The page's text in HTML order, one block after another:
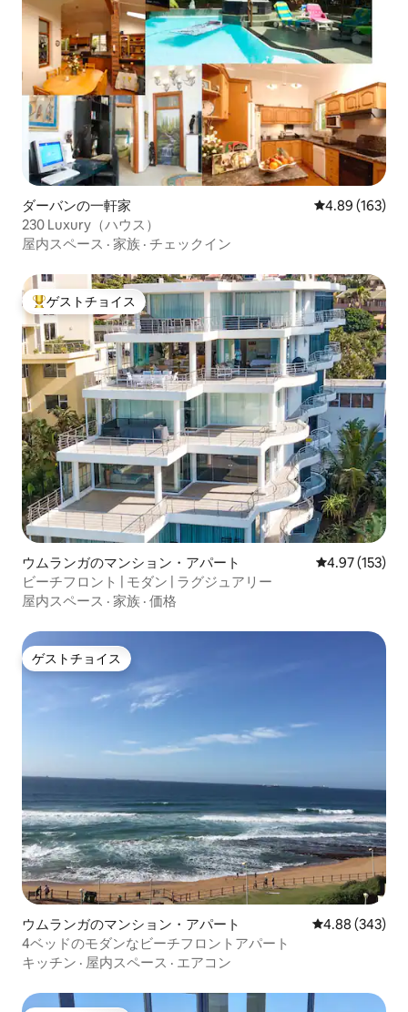
ダーバンの一軒家 レビュー163
4.89 (163)
230 Luxury（ハウス）
屋内スペース · 家族 · チェックイン
大好評のゲストチョイスです。
ゲストチョイス
ウムランガのマンション・アパート レビュー153
4.97 (153)
ビーチフロント | モダン | ラグジュアリー
屋内スペース · 家族 · 価格
ゲストチョイス
ゲストチョイス
ウムランガのマンション・アパート レビュー343
4.88 (343)
4ベッドのモダンなビーチフロントアパート
キッチン · 屋内スペース · エアコン